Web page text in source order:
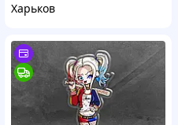
Харьков